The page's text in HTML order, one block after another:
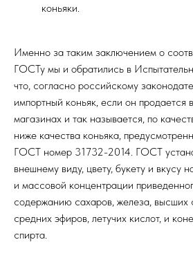
коньяки.
Именно за таким заключением о
ГОСТу мы и обратились в
что, согласно российскому
импортный коньяк, если он продается
магазинах и так называется, по
ниже качества коньяка,
ГОСТ номер 31732-2014. ГОСТ
внешнему виду, цвету, букету и вкусу
и массовой концентрации
содержанию сахаров, железа, высших
средних эфиров, летучих кислот, и
спирта.